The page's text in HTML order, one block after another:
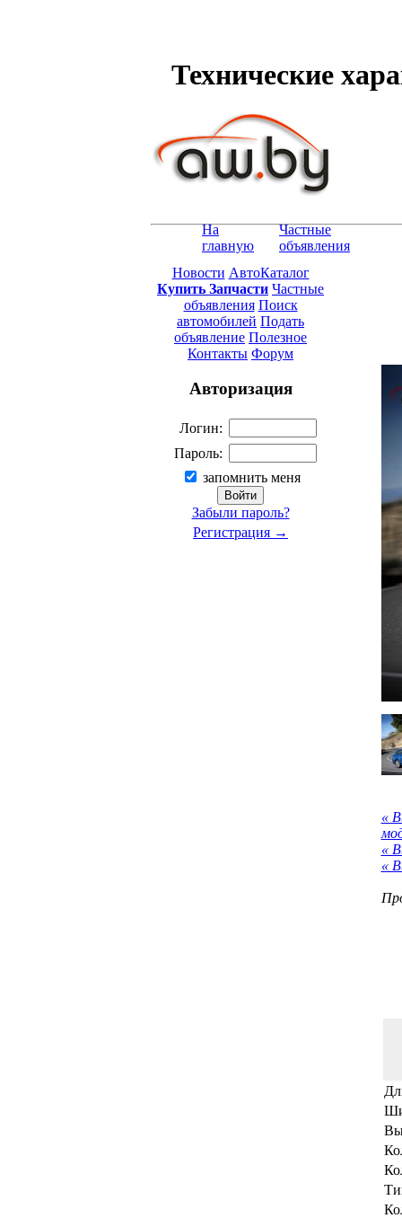
Технические
На
главную
Частные
объявления
Новости АвтоКаталог
Купить Запчасти Частные
объявления Поиск
автомобилей Подать
объявление Полезное
Контакты Форум
Авторизация
Логин:
Пароль:
запомнить меня
Забыли пароль?
Регистрация →
«
«
«